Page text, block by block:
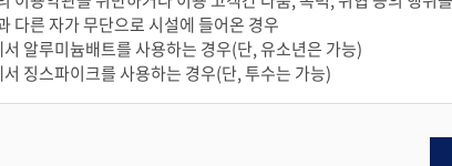
다른 자가 무단으로 시설에 들어온 경우
알루미늄배트를 사용하는 경우(단, 유소년은 가능)
징스파이크를 사용하는 경우(단, 투수는 가능)